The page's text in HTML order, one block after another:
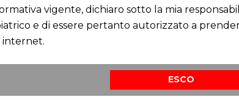
POLIMERO ULTRALEGGERO. IN CASO DI
LO SI PUO’ INDIVIDUARE ANCHE
vigente, dichiaro sotto la mia
e di essere pertanto autorizzato a
internet.
ESCO